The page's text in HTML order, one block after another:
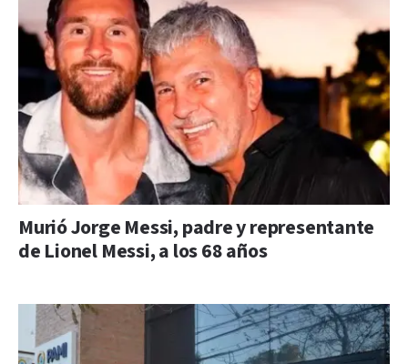
Murió Jorge Messi, padre y representante
de Lionel Messi, a los 68 años